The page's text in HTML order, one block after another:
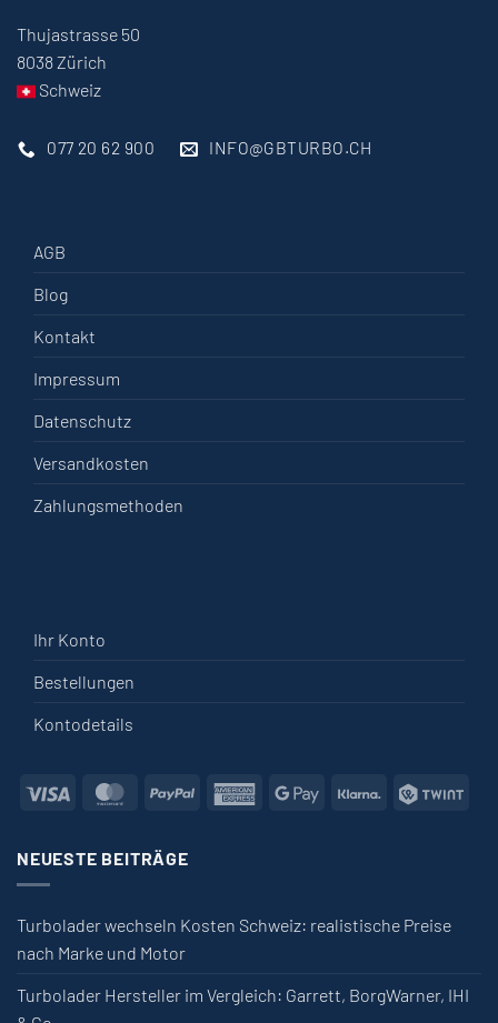
Thujastrasse 50
8038 Zürich
Schweiz
077 20 62 900 INFO@GBTURBO.CH
AGB
Blog
Kontakt
Impressum
Datenschutz
Versandkosten
Zahlungsmethoden
Ihr Konto
Bestellungen
Kontodetails
Visa MasterCardPayPal American Express
Google PayKlarna
NEUESTE BEITRÄGE
Turbolader wechseln Kosten Schweiz: realistische Preise
nach Marke und Motor
Turbolader Hersteller im Vergleich: Garrett, BorgWarner, IHI